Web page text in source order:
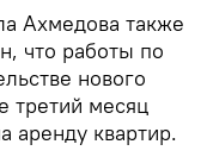
Ахмедова также
что работы по
нового
третий месяц
аренду квартир.